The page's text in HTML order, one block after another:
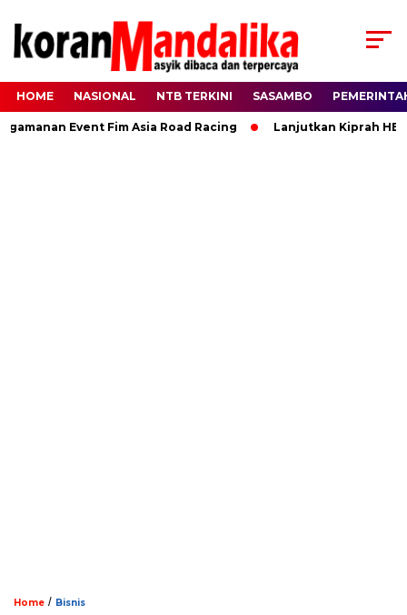
HOME NASIONAL NTB TERKINI SASAMBO
Event Fim Asia Road Racing Lanjutkan Kiprah HBK,
Home / Bisnis